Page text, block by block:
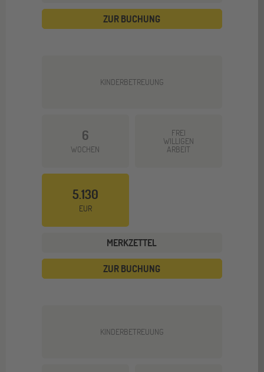
ZUR BUCHUNG
KINDERBETREUUNG
6
WOCHEN
FREI
WILLIGEN
ARBEIT
5.130
EUR
MERKZETTEL
ZUR BUCHUNG
KINDERBETREUUNG